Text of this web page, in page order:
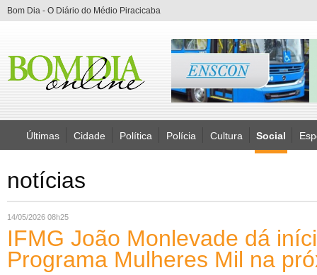
Bom Dia - O Diário do Médio Piracicaba
Últimas Cidade Política Polícia Cultura Social
notícias
14/05/2026 08h25
IFMG João Monlevade dá
Programa Mulheres Mil na